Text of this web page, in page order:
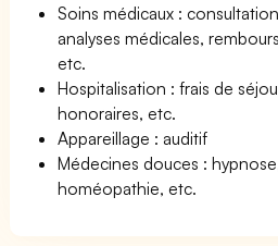
Soins médicaux :
analyses médicales,
etc.
Hospitalisation : frais de
honoraires, etc.
Appareillage : auditif
Médecines douces :
homéopathie, etc.